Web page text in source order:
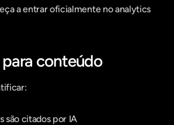
a entrar oficialmente no analytics
conteúdo
são citados por IA